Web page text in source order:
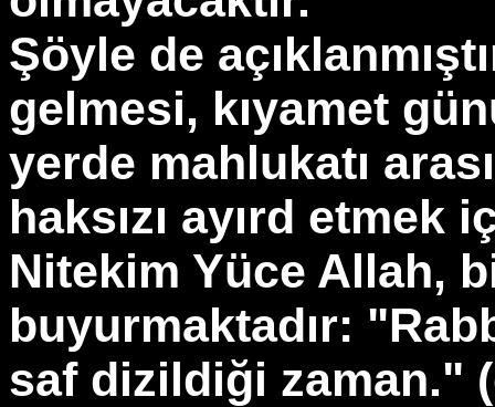
Şöyle de
gelmesi, kıyamet
yerde mahlukatı
haksızı ayırd etmek
Nitekim Yüce Allah,
buyurmaktadır:
saf dizildiği zaman."